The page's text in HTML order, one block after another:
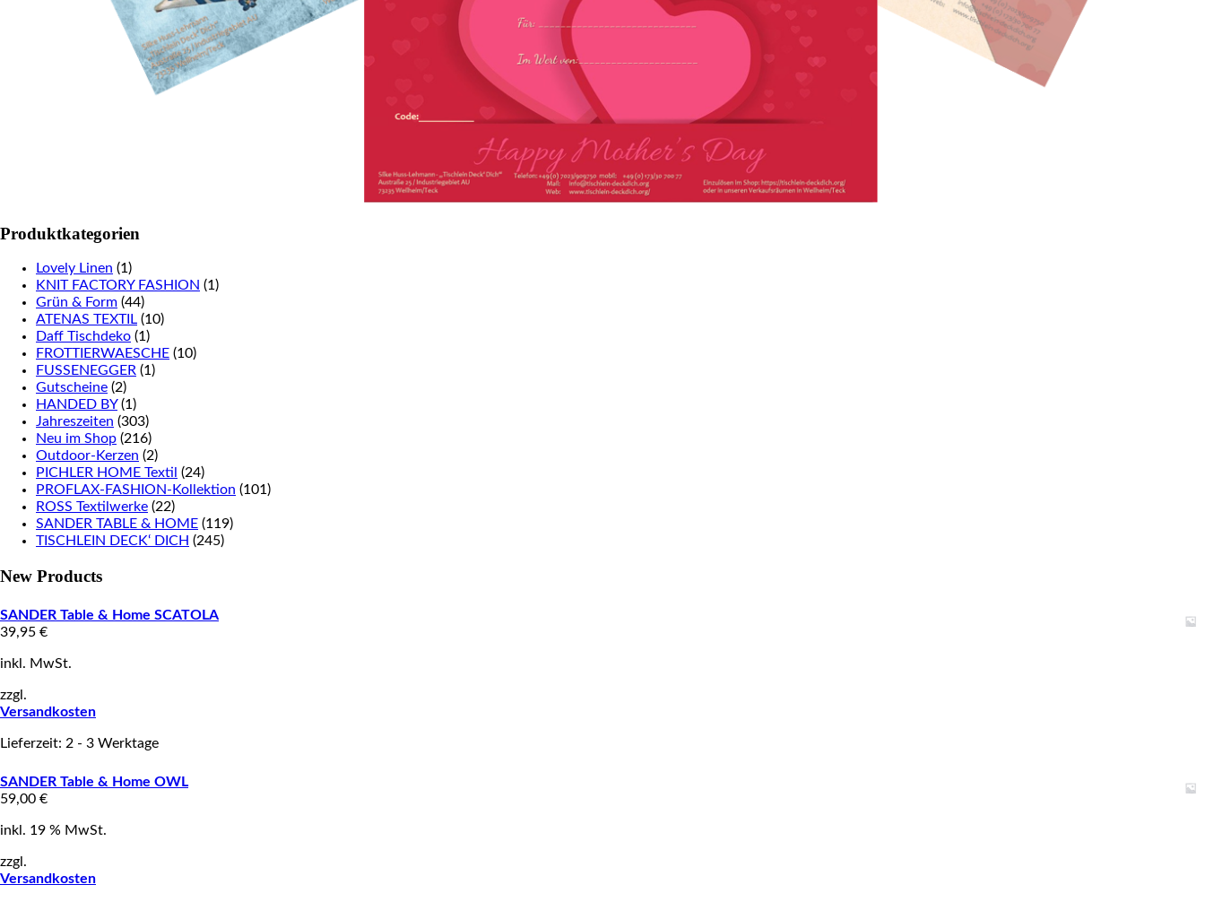
Produktkategorien
Lovely Linen (1)
KNIT FACTORY FASHION (1)
Grün & Form (44)
ATENAS TEXTIL (10)
Daff Tischdeko (1)
FROTTIERWAESCHE (10)
FUSSENEGGER (1)
Gutscheine (2)
HANDED BY (1)
Jahreszeiten (303)
Neu im Shop (216)
Outdoor-Kerzen (2)
PICHLER HOME Textil (24)
PROFLAX-FASHION-Kollektion (101)
ROSS Textilwerke (22)
SANDER TABLE & HOME (119)
TISCHLEIN DECK‘ DICH (245)
New Products
SANDER Table & Home SCATOLA
39,95 €
inkl. MwSt.
zzgl.
Versandkosten
Lieferzeit: 2 - 3 Werktage
SANDER Table & Home OWL
59,00 €
inkl. 19 % MwSt.
zzgl.
Versandkosten